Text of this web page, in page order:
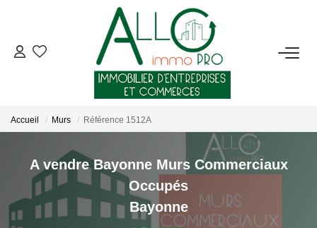
ACHETER
LOUER
NOTRE AGENCE
Qui Sommes-Nous ?
Nous Rejoindre
Accueil Murs Référence 1512A
A vendre Bayonne Murs Commerciaux
Occupés
Bayonne